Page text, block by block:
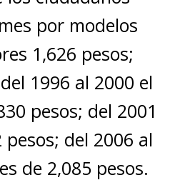
por modelos
1,626 pesos;
1996 al 2000 el
pesos; del 2001
del 2006 al
de 2,085 pesos.